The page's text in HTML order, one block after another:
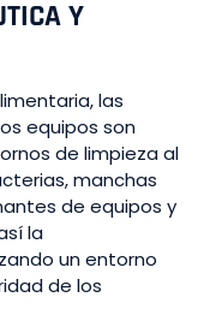
Y
las
equipos son
de limpieza al
manchas
de equipos y
la
un entorno
de los